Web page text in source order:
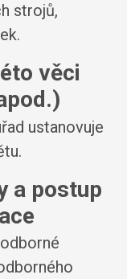
strojů,
věci
ustanovuje
a postup